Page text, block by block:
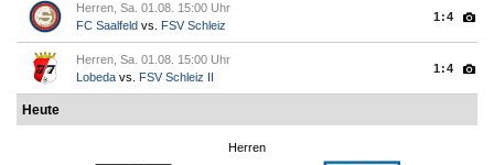
Herren, Sa. 01.08. 15:00 Uhr
FC Saalfeld vs. FSV Schleiz
1:4
Herren, Sa. 01.08. 15:00 Uhr
Lobeda vs. FSV Schleiz II
1:4
Heute
Herren